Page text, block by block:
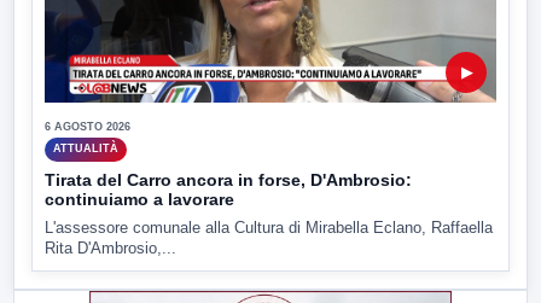
▶
6 AGOSTO 2026
ATTUALITÀ
Tirata del Carro ancora in forse, D'Ambrosio:
continuiamo a lavorare
L'assessore comunale alla Cultura di Mirabella Eclano, Raffaella
Rita D'Ambrosio,...